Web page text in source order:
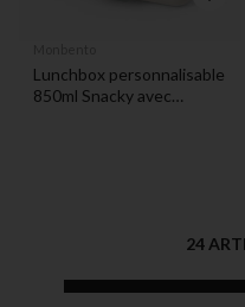
Lunchbox personnalisable
850ml Snacky avec
24